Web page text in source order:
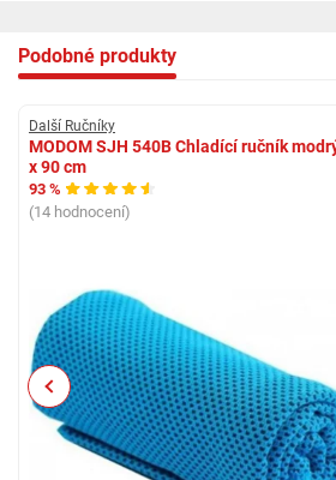
Podobné produkty
Další Ručníky
MODOM SJH 540B Chladící ručník
x 90 cm
93 %
(14 hodnocení)
Previous